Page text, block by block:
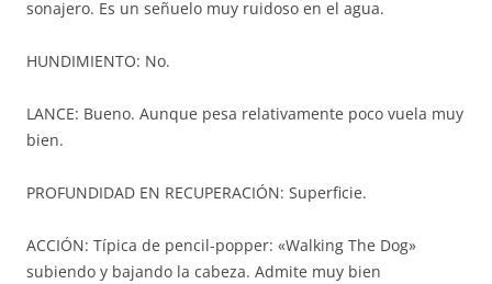
sonajero. Es un señuelo muy ruidoso en el agua.
HUNDIMIENTO: No.
LANCE: Bueno. Aunque pesa relativamente poco vuela muy
bien.
PROFUNDIDAD EN RECUPERACIÓN: Superficie.
ACCIÓN: Típica de pencil-popper: «Walking The Dog»
subiendo y bajando la cabeza. Admite muy bien